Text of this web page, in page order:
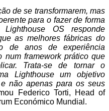
de se transformarem, mas
para o fazer de forma
OS responde
as melhores fábricas do
de anos de experiência
num framework prático que
Trata-se de tornar o
Lighthouse um objetivo
não apenas para os seus
Federico Torti, Head of
Económico Mundial.